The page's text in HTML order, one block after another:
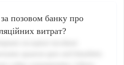
позовом банку про
витрат?